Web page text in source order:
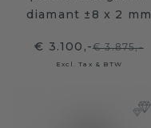
diamant ±8 x 2 mm
€ 3.100,-€ 3.875,-
Excl. Tax & BTW